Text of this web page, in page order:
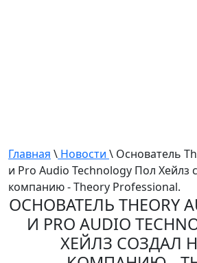
Главная \ Новости \ Основатель
и Pro Audio Technology Пол Хейлз
компанию - Theory Professional.
ОСНОВАТЕЛЬ THEORY
И PRO AUDIO
ХЕЙЛЗ СОЗДАЛ